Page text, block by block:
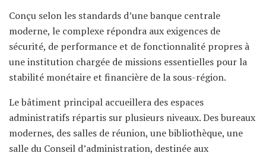
Conçu selon les standards d’une banque centrale
moderne, le complexe répondra aux exigences de
sécurité, de performance et de fonctionnalité propres à
une institution chargée de missions essentielles pour la
stabilité monétaire et financière de la sous-région.
Le bâtiment principal accueillera des espaces
administratifs répartis sur plusieurs niveaux. Des bureaux
modernes, des salles de réunion, une bibliothèque, une
salle du Conseil d’administration, destinée aux